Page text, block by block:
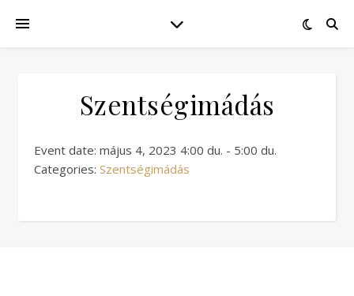
Szentségimádás
Event date: május 4, 2023 4:00 du. - 5:00 du.
Categories: Szentségimádás